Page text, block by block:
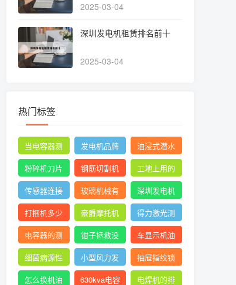
2025-03-04
深圳发电机租赁排名前十
2025-03-04
热门标签
当电容器测
量时万用表
指针摆动后
停止不动
发电机品牌
有哪些
油浸式潜水
泵品牌十大
排名
粉碎机刀片
正确安装方
法图
钢筋切割机
图片
工地上用的
电焊机一般
是直流还是
交流
传感器连接
线
玻璃机械有
限公司官网
深圳发电机
租赁排名前
十
打捆机多少
钱一台视频
豪爵摩托机
油
得力激光测
距仪使用方
法
电容器的测
量及测量结
果怎么写
钳子拯救没
胃口抖音
车显示机油
壶的形状是
什么意思
细菌病源性
检测仪器是
小型风力发
电机设计与
抽屉指纹锁
怎么设置指
怎么换机油 630kva电容 电焊机的排